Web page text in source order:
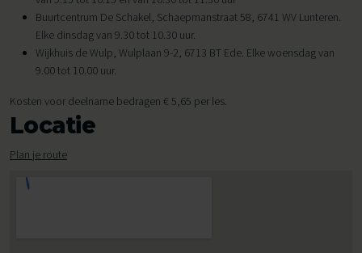
Buurtcentrum De Schakel, Schaepmanstraat 58, 6741 WV Lunteren.
Elke dinsdag van 9.30 tot 10.30 uur.
Wijkhuis de Wulp, Wulplaan 9-2, 6713 BT Ede. Elke woensdag van
9.00 tot 10.00 uur.
Kosten voor deelname bedragen € 5,65 per les.
Locatie
Plan je route